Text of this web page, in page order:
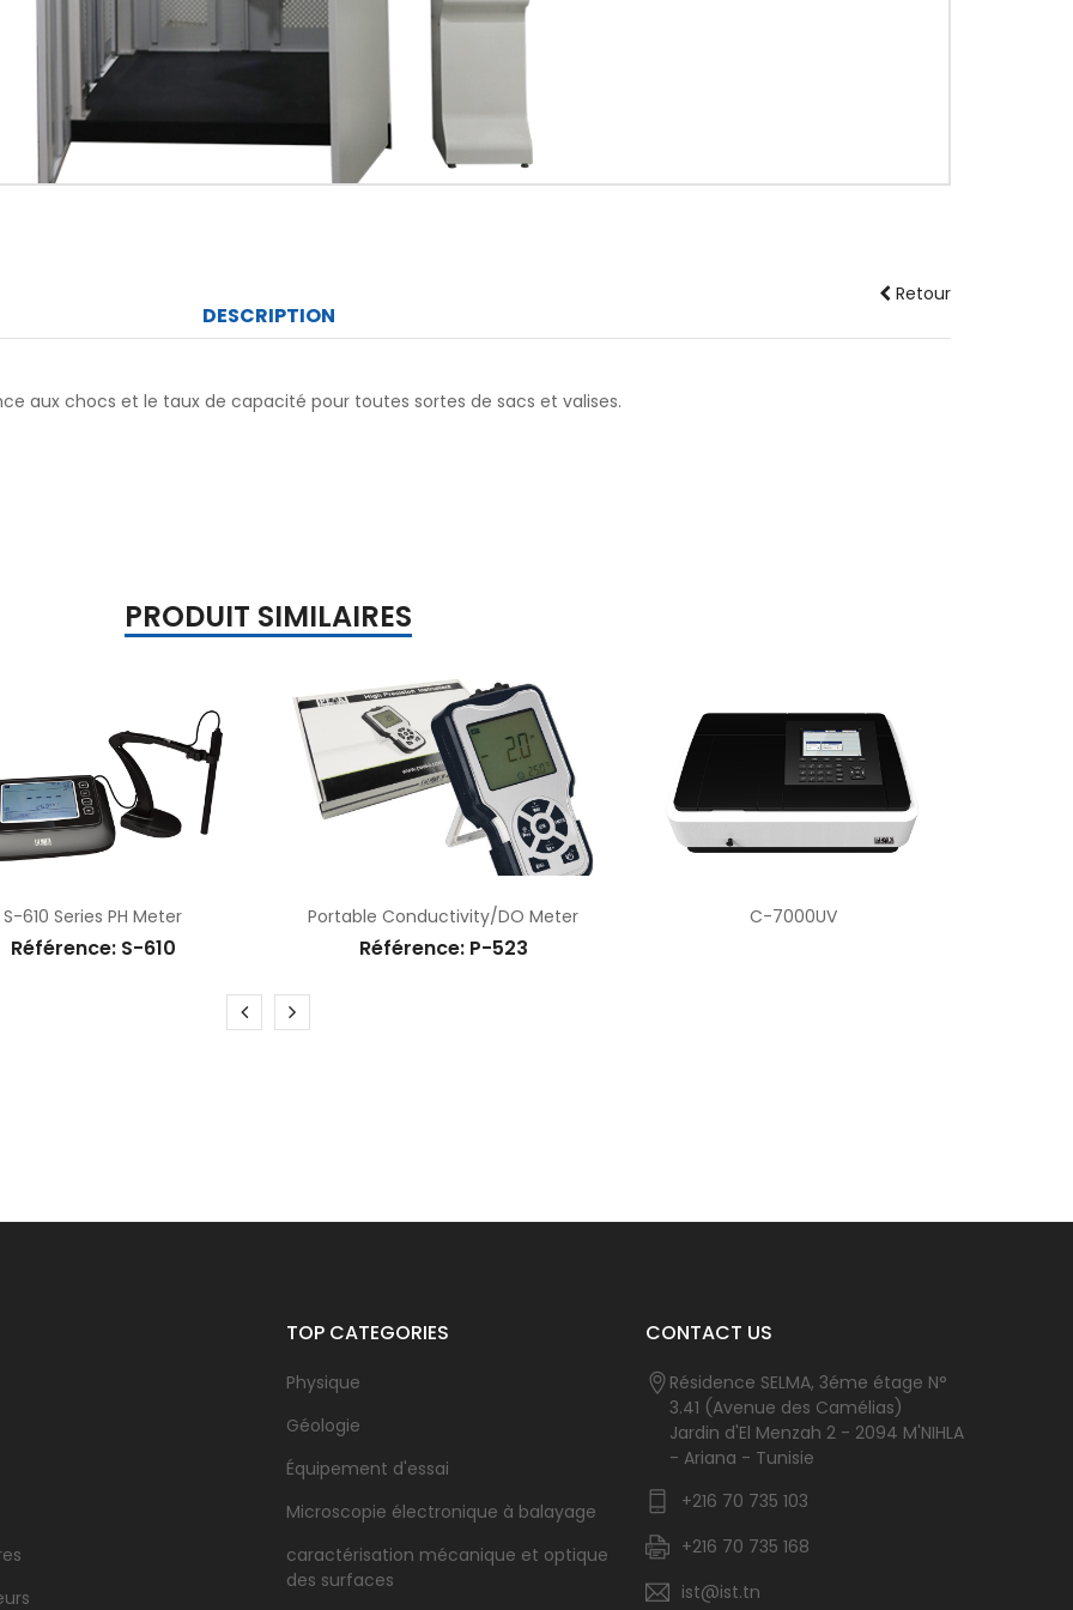
Retour
DESCRIPTION
aux chocs et le taux de capacité pour toutes sortes de sacs et valises.
PRODUIT SIMILAIRES
Portable Conductivity/DO Meter
Référence: P-523
C-7000UV C-7100/7200 Series
TOP CATEGORIES
Physique
Géologie
Équipement d'essai
Microscopie électronique à balayage
caractérisation mécanique et optique
des surfaces
CONTACT US
Résidence SELMA, 3éme étage N°
3.41 (Avenue des Camélias)
Jardin d'El Menzah 2 - 2094 M'NIHLA
- Ariana - Tunisie
+216 70 735 103
+216 70 735 168
ist@ist.tn